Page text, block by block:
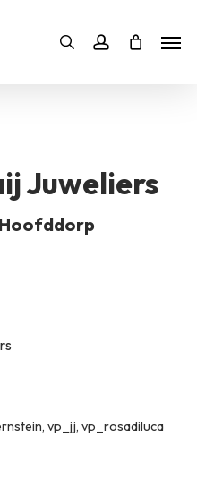
ZoekenaccountSLUITEN
Juweliers
vp_jj, vp_rosadiluca